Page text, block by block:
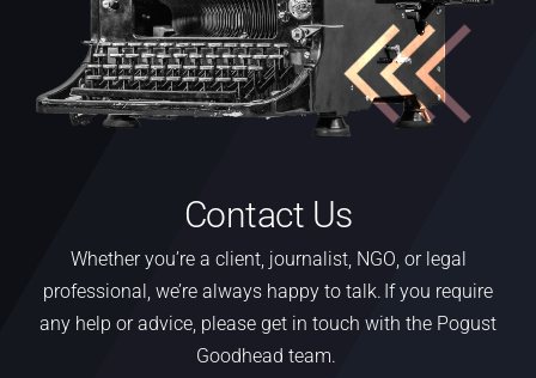
Contact Us
Whetheryou’rea client, journalist, NGO or legal
professional, we’re always happy to talk. If you require
any help or advice, please get in touch with the Pogust
Goodhead team.